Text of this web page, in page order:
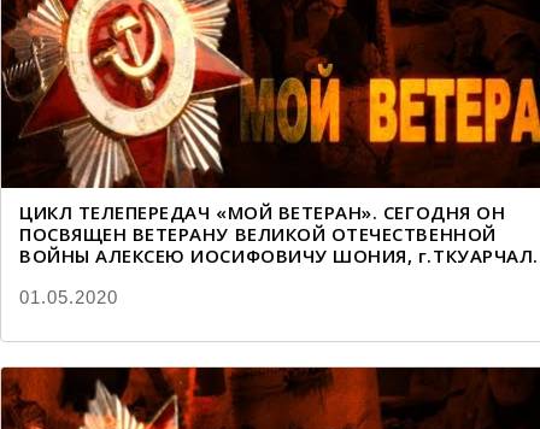
ЦИКЛ ТЕЛЕПЕРЕДАЧ «МОЙ ВЕТЕРАН». СЕГОДНЯ ОН
ПОСВЯЩЕН ВЕТЕРАНУ ВЕЛИКОЙ ОТЕЧЕСТВЕННОЙ
ВОЙНЫ АЛЕКСЕЮ ИОСИФОВИЧУ ШОНИЯ, г.ТКУАРЧАЛ.
01.05.2020